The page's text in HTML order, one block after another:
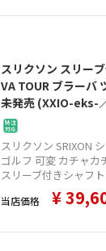
スリクソン スリー
VA TOUR ブラーバ
未発売 (XXIO-eks-
Z565／Z945／Z745
スリクソン SRIXON
ゴルフ 可変 カチャカ
スリーブ付きシャフ
当店価格 ¥